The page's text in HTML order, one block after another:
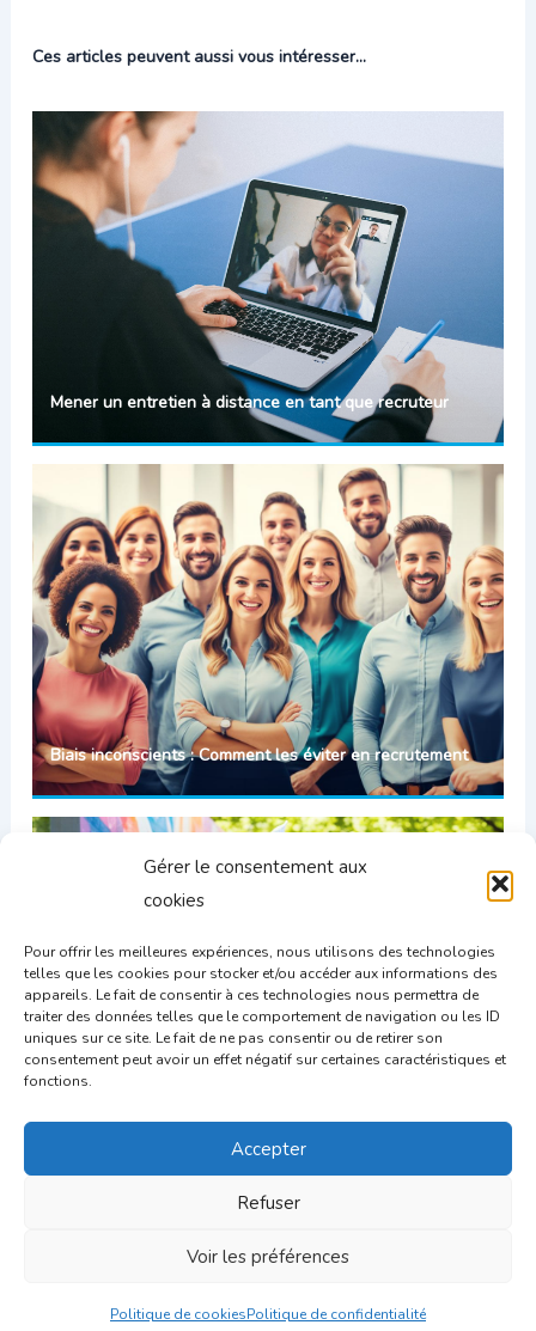
Gérer le consentement aux
cookies
Pour offrir les meilleures expériences, nous utilisons des technologies
telles que les cookies pour stocker et/ou accéder aux informations des
appareils. Le fait de consentir à ces technologies nous permettra de
traiter des données telles que le comportement de navigation ou les ID
uniques sur ce site. Le fait de ne pas consentir ou de retirer son
consentement peut avoir un effet négatif sur certaines caractéristiques et
fonctions.
Accepter
Refuser
Voir les préférences
Politique de cookiesPolitique de confidentialité
Ces articles peuvent aussi vous intéresser...
Mener un entretien à distance en tant que recruteur
Biais inconscients : Comment les éviter en recrutement
Le bénévolat dans un CV : Pourquoi le recruteur doit y